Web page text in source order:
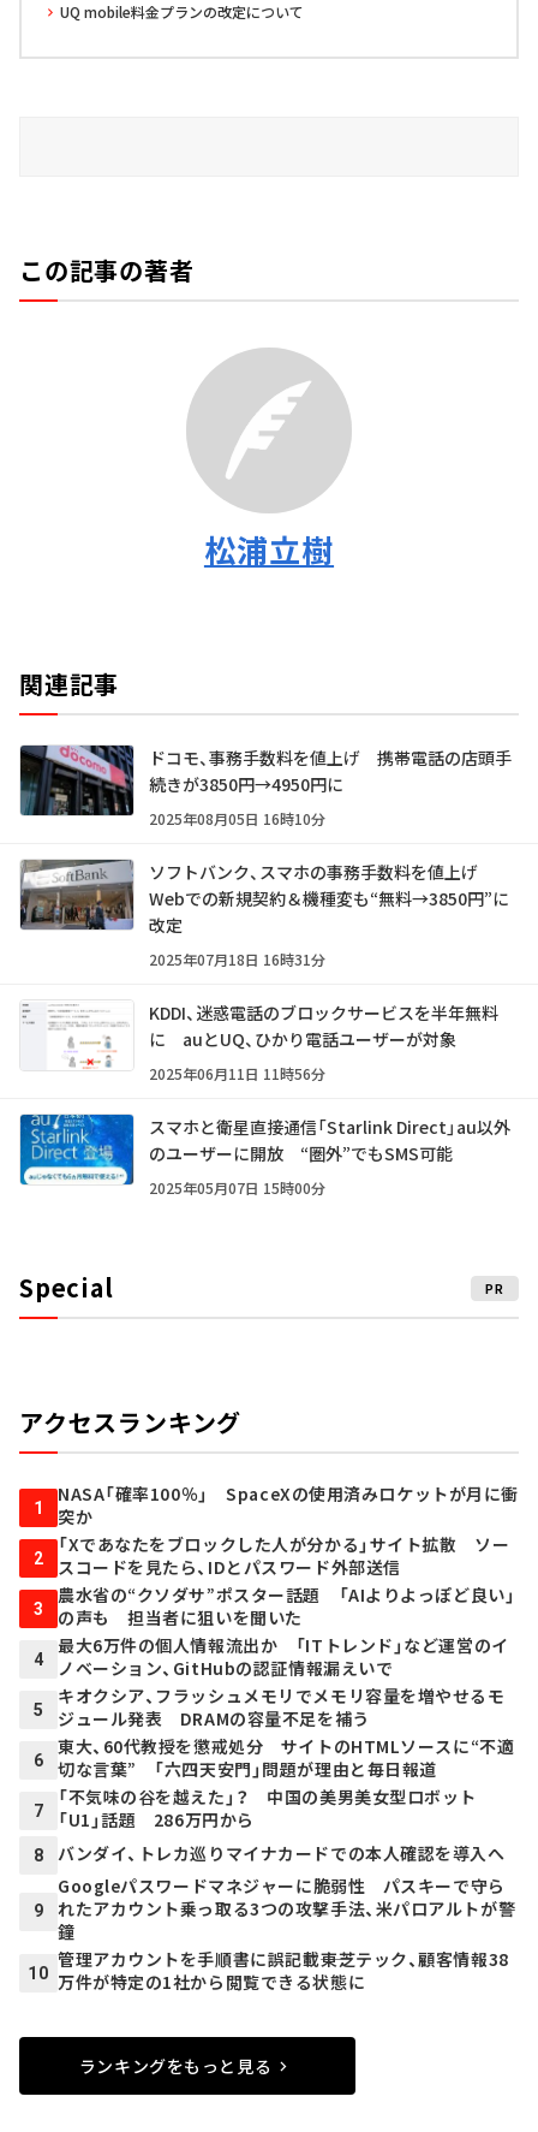
UQ mobile料金プランの改定について
この記事の著者
松浦立樹
関連記事
ドコモ、事務手数料を値上げ 携帯電話の店頭手
続きが3850円→4950円に
2025年08月05日 16時10分
ソフトバンク、スマホの事務手数料を値上げ
Webでの新規契約＆機種変も“無料→3850円”に
改定
2025年07月18日 16時31分
KDDI、迷惑電話のブロックサービスを半年無料
に auとUQ、ひかり電話ユーザーが対象
2025年06月11日 11時56分
スマホと衛星直接通信「Starlink Direct」au以外
のユーザーに開放 “圏外”でもSMS可能
2025年05月07日 15時00分
Special PR
アクセスランキング
1
NASA「確率100％」 SpaceXの使用済みロケットが月に衝
突か
2
「Xであなたをブロックした人が分かる」サイト拡散 ソー
スコードを見たら、IDとパスワード外部送信
3
農水省の“クソダサ”ポスター話題 「AIよりよっぽど良い」
の声も 担当者に狙いを聞いた
4
最大6万件の個人情報流出か 「ITトレンド」など運営のイ
ノベーション、GitHubの認証情報漏えいで
5
キオクシア、フラッシュメモリでメモリ容量を増やせるモ
ジュール発表 DRAMの容量不足を補う
6
東大、60代教授を懲戒処分 サイトのHTMLソースに“不適
切な言葉” 「六四天安門」問題が理由と毎日報道
7
「不気味の谷を越えた」？ 中国の美男美女型ロボット
「U1」話題 286万円から
8 バンダイ、トレカ巡りマイナカードでの本人確認を導入へ
9
Googleパスワードマネジャーに脆弱性 パスキーで守ら
れたアカウント乗っ取る3つの攻撃手法、米パロアルトが警
鐘
10
管理アカウントを手順書に誤記載――東芝テック、顧客情報38
万件が特定の1社から閲覧できる状態に
ランキングをもっと見る